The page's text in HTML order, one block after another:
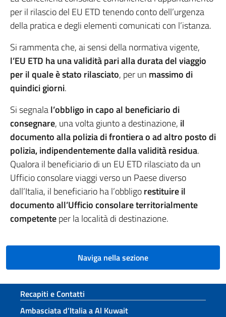
per il rilascio del EU ETD tenendo conto dell’urgenza
della pratica e degli elementi comunicati con l’istanza.
Si rammenta che, ai sensi della normativa vigente,
l’EU ETD ha una validità pari alla durata del viaggio
per il quale è stato rilasciato, per un massimo di
quindici giorni.
Si segnalal’obbligo in capo al beneficiario di
consegnare, una volta giunto a destinazione, il
documento alla polizia di frontiera o ad altro posto di
polizia, indipendentemente dalla validità residua.
Qualora il beneficiario di un EU ETD rilasciato da un
Ufficio consolare viaggi verso un Paese diverso
dall’Italia, il beneficiario ha l’obbligorestituire il
documento all’Ufficio consolare territorialmente
competenteper la località di destinazione.
Naviga nella sezione
Sezione footer
Recapiti e Contatti
Ambasciata d’Italia a Al Kuwait